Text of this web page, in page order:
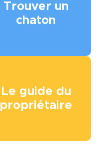
Trouver un
chaton
Le guide du
propriétaire